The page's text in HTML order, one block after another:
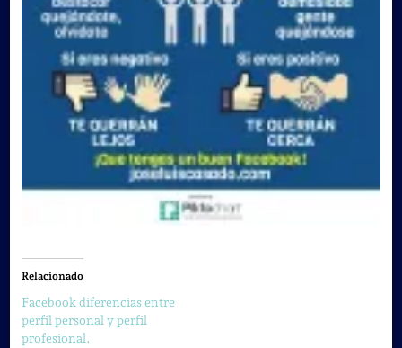
Relacionado
Facebook diferencias entre
perfil personal y perfil
profesional.